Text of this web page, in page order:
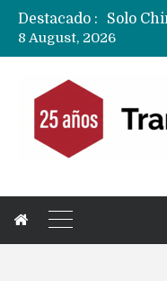
Destacado :
8 August, 2026